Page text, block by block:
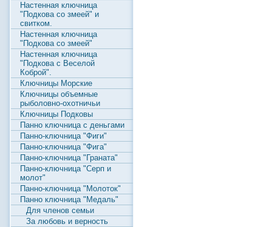
Настенная ключница
"Подкова со змеей" и
свитком.
Настенная ключница
"Подкова со змеей"
Настенная ключница
"Подкова с Веселой
Коброй".
Ключницы Морские
Ключницы объемные
рыболовно-охотничьи
Ключницы Подковы
Панно ключница с деньгами
Панно-ключница "Фиги"
Панно-ключница "Фига"
Панно-ключница "Граната"
Панно-ключница "Серп и
молот"
Панно-ключница "Молоток"
Панно ключница "Медаль"
Для членов семьи
За любовь и верность